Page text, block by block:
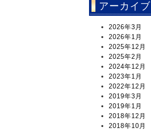
アーカイブ
2026年3月
2026年1月
2025年12月
2025年2月
2024年12月
2023年1月
2022年12月
2019年3月
2019年1月
2018年12月
2018年10月